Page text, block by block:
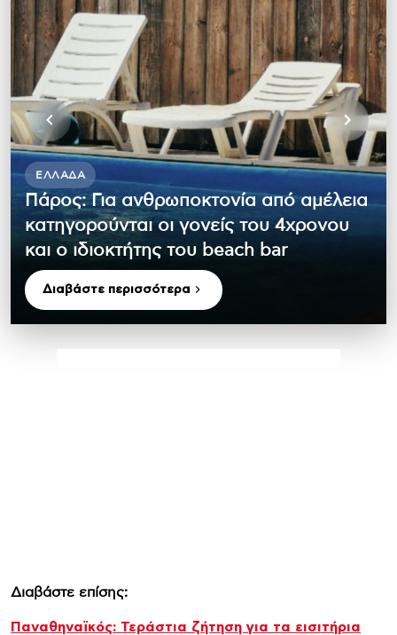
ΕΛΛΆΔΑ
Πάρος: Για ανθρωποκτονία από αμέλεια
κατηγορούνται οι γονείς του 4χρονου
και ο ιδιοκτήτης του beach bar
Διαβάστε περισσότερα
Διαβάστε επίσης:
Παναθηναϊκός: Τεράστια ζήτηση για τα εισιτήρια